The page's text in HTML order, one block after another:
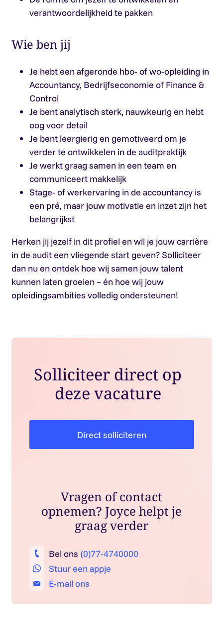
verantwoordelijkheid te pakken
Wie ben jij
Je hebt een afgeronde hbo- of wo-opleiding in
Accountancy, Bedrijfseconomie of Finance &
Control
Je bent analytisch sterk, nauwkeurig en hebt
oog voor detail
Je bent leergierig en gemotiveerd om je
verder te ontwikkelen in de auditpraktijk
Je werkt graag samen in een team en
communiceert makkelijk
Stage- of werkervaring in de accountancy is
een pré, maar jouw motivatie en inzet zijn het
belangrijkst
Herken jij jezelf in dit profiel en wil je jouw carrière
in de audit een vliegende start geven? Solliciteer
dan nu en ontdek hoe wij samen jouw talent
kunnen laten groeien – én hoe wij jouw
opleidingsambities volledig ondersteunen!
Solliciteer direct op
deze vacature
Direct solliciteren
Vragen of contact
opnemen? Joyce helpt je
graag verder
Bel ons (0)77-4740000
Stuur een appje
E-mail ons